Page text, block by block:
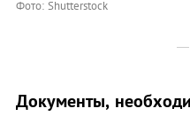
Фото: Shutterstock
Документы,